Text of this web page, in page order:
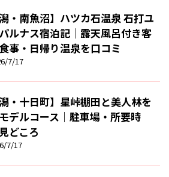
潟・南魚沼】ハツカ石温泉 石打ユ
ルナス宿泊記｜露天風呂付き客
事・日帰り温泉を口コミ
7/17
潟・十日町】星峠棚田と美人林を
デルコース｜駐車場・所要時
どころ
7/17